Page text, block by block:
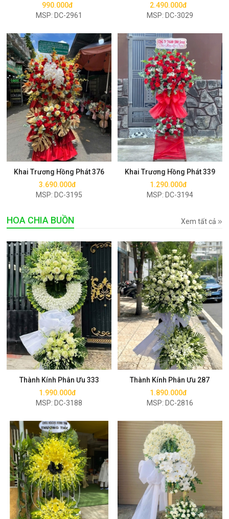
990.000đ
MSP: DC-2961
2.490.000đ
MSP: DC-3029
Khai Trương Hồng Phát 376
3.690.000đ
MSP: DC-3195
Mua ngay
Khai Trương Hồng Phát 339
1.290.000đ
MSP: DC-3194
Mua ngay
HOA CHIA BUỒN Xem tất cả
Thành Kính Phân Ưu 333
1.990.000đ
MSP: DC-3188
Mua ngay
Thành Kính Phân Ưu 287
1.890.000đ
MSP: DC-2816
Mua ngay